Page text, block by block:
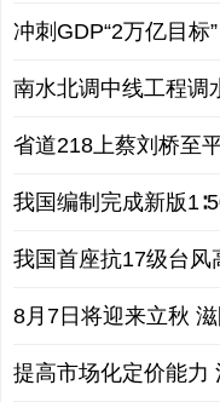
冲刺GDP“2万亿目标
南水北调中线工程调
省道218上蔡刘桥至
我国编制完成新版
我国首座抗17级台风
8月7日将迎来立秋
提高市场化定价能力